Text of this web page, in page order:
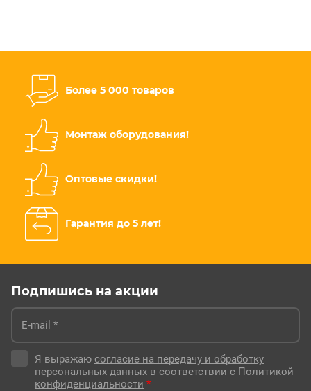
Более 5 000 товаров
Монтаж оборудования!
Оптовые скидки!
Гарантия до 5 лет!
Подпишись на акции
Я выражаю согласие на передачу и обработку
персональных данных в соответствии с Политикой
конфиденциальности *